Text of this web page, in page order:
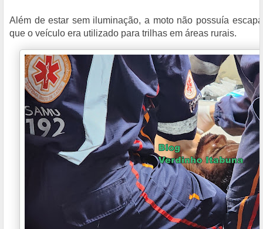
Além de estar sem iluminação, a moto não possuía
que o veículo era utilizado para trilhas em áreas rurais.